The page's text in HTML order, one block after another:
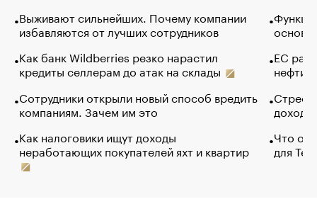
Выживают сильнейших. Почему компании
избавляются от лучших сотрудников
Как банк Wildberries резко нарастил
кредиты селлерам до атак на склады
Сотрудники открыли новый способ вредить
компаниям. Зачем им это
Как налоговики ищут доходы
неработающих покупателей яхт и квартир
основ
ЕС
нефти
Что
для